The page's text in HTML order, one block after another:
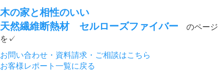
木の家と相性のいい
天然繊維断熱材 セルローズファイバー のページ
を✓
お問い合わせ・資料請求・ご相談はこちら
お客様レポート一覧に戻る